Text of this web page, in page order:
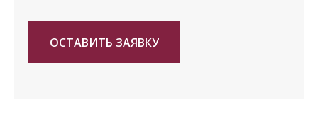
ОСТАВИТЬ ЗАЯВКУ